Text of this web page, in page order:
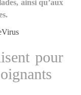
ainsi qu’aux
pour